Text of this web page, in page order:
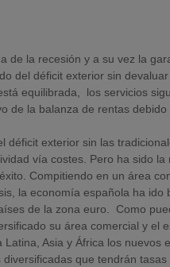
de la recesión y a su vez la
del déficit exterior sin
equilibrada, los servicios
de la balanza de rentas
déficit exterior sin las
vía costes. Pero ha sido
Compitiendo en un área
la economía española ha
de la zona euro. Como
su área comercial y el
Asia y África los
que tendrán